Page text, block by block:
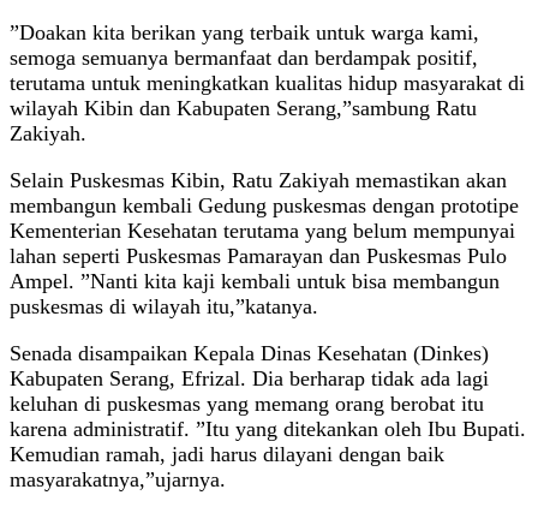
”Doakan kita berikan yang terbaik untuk warga kami,
semoga semuanya bermanfaat dan berdampak positif,
terutama untuk meningkatkan kualitas hidup masyarakat di
wilayah Kibin dan Kabupaten Serang,”sambung Ratu
Zakiyah.
Selain Puskesmas Kibin, Ratu Zakiyah memastikan akan
membangun kembali Gedung puskesmas dengan prototipe
Kementerian Kesehatan terutama yang belum mempunyai
lahan seperti Puskesmas Pamarayan dan Puskesmas Pulo
Ampel. ”Nanti kita kaji kembali untuk bisa membangun
puskesmas di wilayah itu,”katanya.
Senada disampaikan Kepala Dinas Kesehatan (Dinkes)
Kabupaten Serang, Efrizal. Dia berharap tidak ada lagi
keluhan di puskesmas yang memang orang berobat itu
karena administratif. ”Itu yang ditekankan oleh Ibu Bupati.
Kemudian ramah, jadi harus dilayani dengan baik
masyarakatnya,”ujarnya.